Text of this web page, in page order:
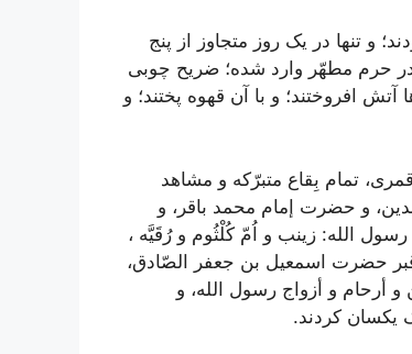
و تنها در یک روز متجاوز از پنج
در حرم مطهّر وارد شده؛ ضریح چوبى
افروختند؛ و با آن قهوه پختند؛ و
تمام بِقاع متبرّکه و مشاهد
و حضرت إمام محمد باقر، و
الله: زینب و اُمّ کُلْثُوم و رُقَیَّه ،
حضرت اسمعیل بن جعفر الصّادق،
أرحام و أزواج رسول الله، و
یکسان کردند.